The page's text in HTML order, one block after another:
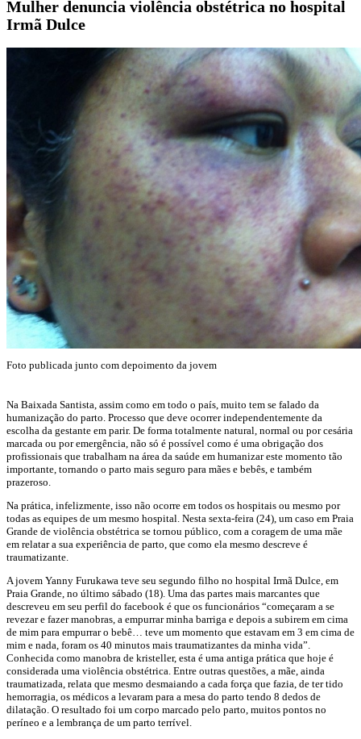
Mulher denuncia violência obstétrica no hospital
Irmã Dulce
Foto publicada junto com depoimento da jovem
Na Baixada Santista, assim como em todo o país, muito tem se falado da
humanização do parto. Processo que deve ocorrer independentemente da
escolha da gestante em parir. De forma totalmente natural, normal ou por cesária
marcada ou por emergência, não só é possível como é uma obrigação dos
profissionais que trabalham na área da saúde em humanizar este momento tão
importante, tornando o parto mais seguro para mães e bebês, e também
prazeroso.
Na prática, infelizmente, isso não ocorre em todos os hospitais ou mesmo por
todas as equipes de um mesmo hospital. Nesta sexta-feira (24), um caso em Praia
Grande de violência obstétrica se tornou público, com a coragem de uma mãe
em relatar a sua experiência de parto, que como ela mesmo descreve é
traumatizante.
A jovem Yanny Furukawa teve seu segundo filho no hospital Irmã Dulce, em
Praia Grande, no último sábado (18). Uma das partes mais marcantes que
descreveu em seu perfil do facebook é que os funcionários “começaram a se
revezar e fazer manobras, a empurrar minha barriga e depois a subirem em cima
de mim para empurrar o bebê… teve um momento que estavam em 3 em cima de
mim e nada, foram os 40 minutos mais traumatizantes da minha vida”.
Conhecida como manobra de kristeller, esta é uma antiga prática que hoje é
considerada uma violência obstétrica. Entre outras questões, a mãe, ainda
traumatizada, relata que mesmo desmaiando a cada força que fazia, de ter tido
hemorragia, os médicos a levaram para a mesa do parto tendo 8 dedos de
dilatação. O resultado foi um corpo marcado pelo parto, muitos pontos no
períneo e a lembrança de um parto terrível.